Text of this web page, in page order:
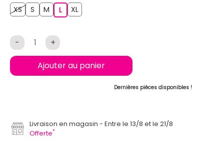
XSXS S M LL XL
- +
Ajouter au panier
Dernières pièces disponibles !
Livraison en magasin
Entre le 13/8 et le 21/8
Offerte*